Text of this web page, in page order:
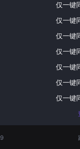
仅一键
仅一键
仅一键
仅一键
仅一键
仅一键
仅一键